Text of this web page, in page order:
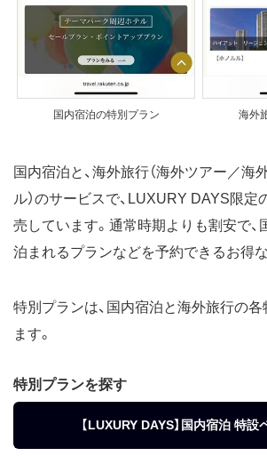
国内宿泊の特別プラン 海外
国内宿泊と、海外旅行（海外ツアー／海
ル）のサービスで、LUXURY DAYS限定
売しています。通常時期よりも割安で、
泊まれるプランなどを予約できるお得な
特別プランは、国内宿泊と海外旅行の
ます。
特別プランを探す
【LUXURY DAYS】国内宿泊 特設